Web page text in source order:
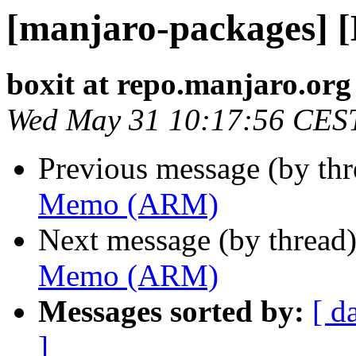
[manjaro-packages]
boxit at repo.manjaro.org
Wed May 31 10:17:56
Previous message (by
Memo (ARM)
Next message (by
Memo (ARM)
Messages sorted by: [
]